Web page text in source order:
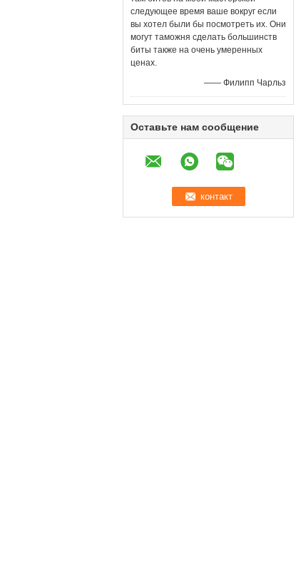
следующее время ваше вокруг если
вы хотел были бы посмотреть их. Они
могут таможня сделать большинств
биты также на очень умеренных
ценах.
—— Филипп Чарльз
Оставьте нам сообщение